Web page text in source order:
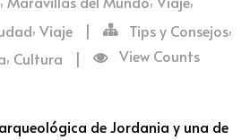
, Viaje | Tips y Consejos,
, Cultura |
View Counts
de Jordania y una de